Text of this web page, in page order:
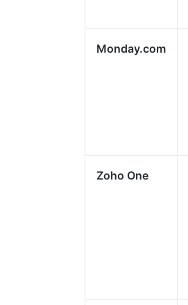
Monday.com
Zoho One